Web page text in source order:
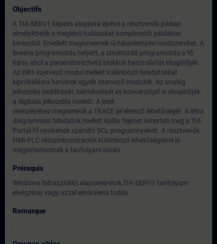
Objectifs
A TIA-SERV1 képzés alapjaira építve a résztvevők jobban
elmélyíthetik a meglévő tudásukat komplexebb példákon
keresztül. Emellett megismernek új hibaelemzési módszereket. A
lineáris programozás helyett, a strukturált programozás a fő
irány, ahol a paraméterezhető blokkok használatát elsajátítják.
Az OB1 szervező modul mellett különböző feladatokkal
kipróbálásra kerülnek egyéb szervező modulok. Az analóg
jelkezelés beállítását, kiértékelését és konverzióját is elsajátítják
a digitális jelkezelés mellett. A jelek
elemzéséhez megismerik a TRACE jel elemző lehetőséget. A létra
diagrammos feladatok mellett külön fejezet ismerteti meg a TIA
Portál fő nyelvének számító SCL programnyelvet. A résztvevők
HMI-PLC időszinkronizációk különböző lehetőségeivel is
megismerkednek a tanfolyam során.
Prérequis
Windows felhasználói alapismeretek,TIA-SERV1 tanfolyam
elvégzése, vagy azzal ekvivalens tudás
Remarque
-